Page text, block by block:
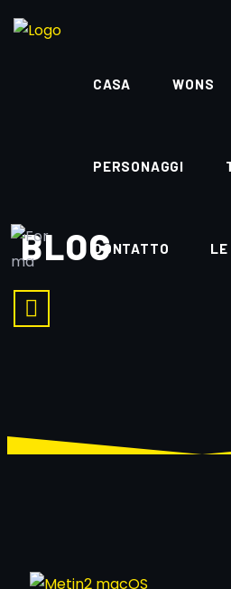
CASA WONS
PERSONAGGI
CONTATTO LE
BLOG